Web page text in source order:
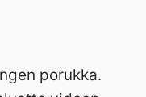
porukka.